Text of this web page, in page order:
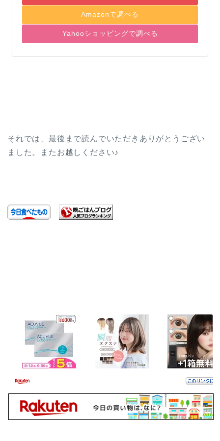
Amazonで調べる
Yahooショッピングで調べる
それでは、最後まで読んでいただきありがとうござい
ました。またお越しください♪